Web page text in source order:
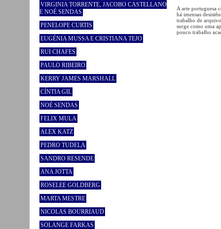
VIRGINIA TORRENTE, JACOBO CASTELLANO
E NOÉ SENDAS
PENELOPE CURTIS
EUGÉNIA MUSSA E CRISTIANA TEJO
RUI CHAFES
PAULO RIBEIRO
KERRY JAMES MARSHALL
CÍNTIA GIL
NOÉ SENDAS
FELIX MULA
ALEX KATZ
PEDRO TUDELA
SANDRO RESENDE
ANA JOTTA
ROSELEE GOLDBERG
MARTA MESTRE
NICOLAS BOURRIAUD
SOLANGE FARKAS
A arte portuguesa
há imensas
trabalho de
surge como uma
pouco trabalho